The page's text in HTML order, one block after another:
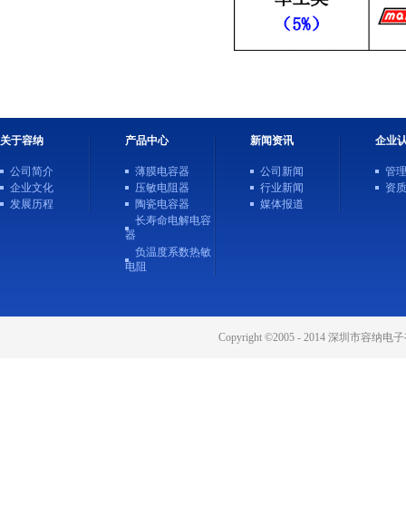
关于容纳
公司简介
企业文化
发展历程
产品中心
薄膜电容器
压敏电阻器
陶瓷电容器
长寿命电解电容
器
负温度系数热敏
电阻
新闻资讯
公司新闻
行业新闻
媒体报道
企业
管
资
Copyright ©2005 - 2014 深圳市容纳电